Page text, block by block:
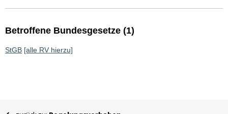
Betroffene Bundesgesetze (1)
StGB [alle RV hierzu]